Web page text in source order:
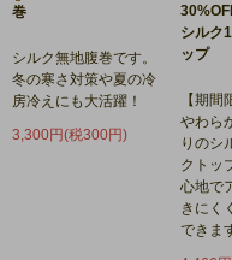
巻
シルク無地腹巻です。
冬の寒さ対策や夏の冷
房冷えにも大活躍！
3,300円(税300円)
シルク
ップ
【期間
やわら
りのシ
クトッ
心地で
きにく
できま